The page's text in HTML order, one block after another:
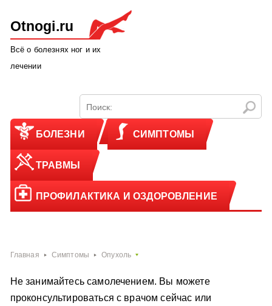
Otnogi.ru
Всё о болезнях ног и их
лечении
БОЛЕЗНИ СИМПТОМЫ
ТРАВМЫ
ПРОФИЛАКТИКА И ОЗДОРОВЛЕНИЕ
Главная Симптомы Опухоль
Не занимайтесь самолечением. Вы можете
проконсультироваться с врачом сейчас или